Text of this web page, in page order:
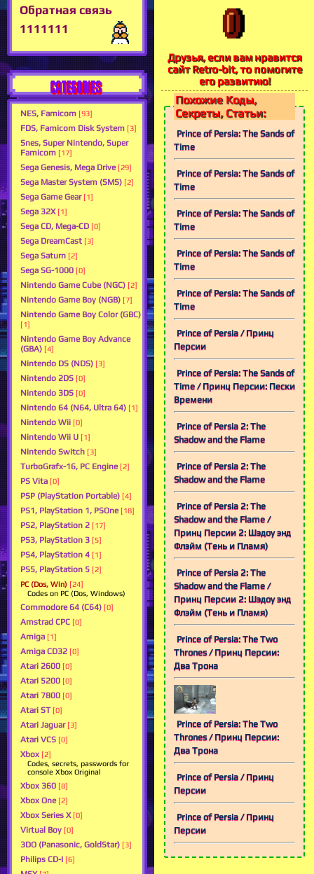
Обратная связь
1111111
CATEGORIES
NES, Famicom [93]
FDS, Famicom Disk System [3]
Snes, Super Nintendo, Super
Famicom [17]
Sega Genesis, Mega Drive [29]
Sega Master System (SMS) [2]
Sega Game Gear [1]
Sega 32X [1]
Sega CD, Mega-CD [0]
Sega DreamCast [3]
Sega Saturn [2]
Sega SG-1000 [0]
Nintendo Game Cube (NGC) [2]
Nintendo Game Boy (NGB) [7]
Nintendo Game Boy Color (GBC)
[1]
Nintendo Game Boy Advance
(GBA) [4]
Nintendo DS (NDS) [3]
Nintendo 2DS [0]
Nintendo 3DS [0]
Nintendo 64 (N64, Ultra 64) [1]
Nintendo Wii [0]
Nintendo Wii U [1]
Nintendo Switch [3]
TurboGrafx-16, PC Engine [2]
PS Vita [0]
PSP (PlayStation Portable) [4]
PS1, PlayStation 1, PSOne [18]
PS2, PlayStation 2 [17]
PS3, PlayStation 3 [5]
PS4, PlayStation 4 [1]
PS5, PlayStation 5 [2]
PC (Dos, Win) [24]
Codes on PC (Dos, Windows)
Commodore 64 (C64) [0]
Amstrad CPC [0]
Amiga [1]
Amiga CD32 [0]
Atari 2600 [0]
Atari 5200 [0]
Atari 7800 [0]
Atari ST [0]
Atari Jaguar [3]
Atari VCS [0]
Xbox [2]
Codes, secrets, passwords for
console Xbox Original
Xbox 360 [8]
Xbox One [2]
Xbox Series X [0]
Virtual Boy [0]
3DO (Panasonic, GoldStar) [3]
Philips CD-I [6]
Друзья, если вам нравится
сайт Retro-bit, то помогите
его развитию!
Похожие Коды,
Секреты, Статьи:
Prince of Persia: The Sands of
Time
Prince of Persia: The Sands of
Time
Prince of Persia: The Sands of
Time
Prince of Persia: The Sands of
Time
Prince of Persia: The Sands of
Time
Prince of Persia / Принц
Персии
Prince of Persia: The Sands of
Time / Принц Персии: Пески
Времени
Prince of Persia 2: The
Shadow and the Flame
Prince of Persia 2: The
Shadow and the Flame
Prince of Persia 2: The
Shadow and the Flame /
Принц Персии 2: Шэдоу энд
Флэйм (Тень и Пламя)
Prince of Persia 2: The
Shadow and the Flame /
Принц Персии 2: Шэдоу энд
Флэйм (Тень и Пламя)
Prince of Persia: The Two
Thrones / Принц Персии:
Два Трона
Prince of Persia: The Two
Thrones / Принц Персии:
Два Трона
Prince of Persia / Принц
Персии
Prince of Persia / Принц
Персии